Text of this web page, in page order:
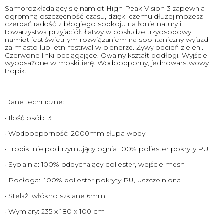
Samorozkładający się namiot High Peak Vision 3 zapewnia
ogromną oszczędność czasu, dzięki czemu dłużej możesz
czerpać radość z błogiego spokoju na łonie natury i
towarzystwa przyjaciół. Łatwy w obsłudze trzyosobowy
namiot jest świetnym rozwiązaniem na spontaniczny wyjazd
za miasto lub letni festiwal w plenerze. Żywy odcień zieleni.
Czerwone linki odciągające. Owalny kształt podłogi. Wyjście
wyposażone w moskitierę. Wodoodporny, jednowarstwowy
tropik.
Dane techniczne:
· Ilość osób: 3
· Wodoodporność: 2000mm słupa wody
· Tropik: nie podtrzymujący ognia 100% poliester pokryty PU
· Sypialnia: 100% oddychający poliester, wejście mesh
· Podłoga: 100% poliester pokryty PU, uszczelniona
· Stelaż: włókno szklane 6mm
· Wymiary: 235 x 180 x 100 cm